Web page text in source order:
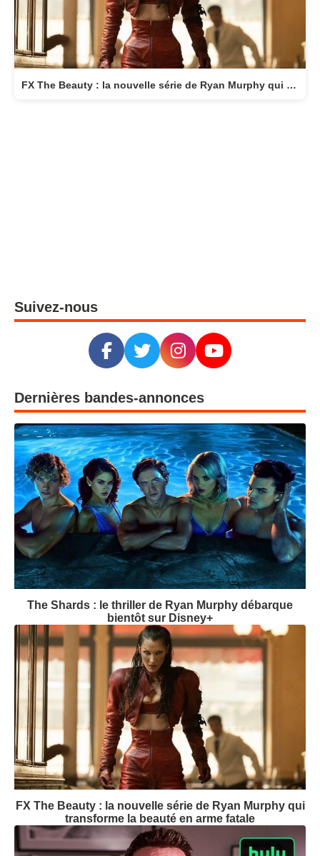
FX The Beauty : la nouvelle série de Ryan Murphy qui transforme la beauté en arme fatale
Suivez-nous
Dernières bandes-annonces
The Shards : le thriller de Ryan Murphy débarque
bientôt sur Disney+
FX The Beauty : la nouvelle série de Ryan Murphy qui
transforme la beauté en arme fatale